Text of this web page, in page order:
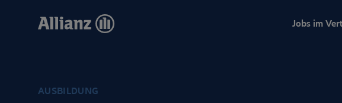
Jobs im
AUSBILDUNG